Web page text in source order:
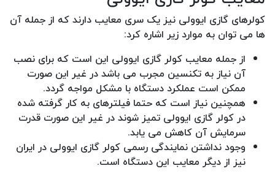
کولرهای گازی ایوولی نیز یک سری معایب دارند که از جمله آن
ها می توان به موارد زیر اشاره کرد:
از جمله معایب کولر گازی ایوولی این است که برای نصب
آن نیاز به تکنسین مجرب می باشد در غیر این صورت
ممکن است عملکرد دستگاه با مشکل مواجه گردد.
همچنین نیاز است که حتما فیلترهای به کار گرفته شده
در کولر گازی ایوولی تمیز شوند در غیر این صورت قدرت
سرمایش آن کاهش می یابد.
وجود نداشتن نمایندگی رسمی کولر گازی ایوولی در ایران
نیز از دیگر معایب این دستگاه است.